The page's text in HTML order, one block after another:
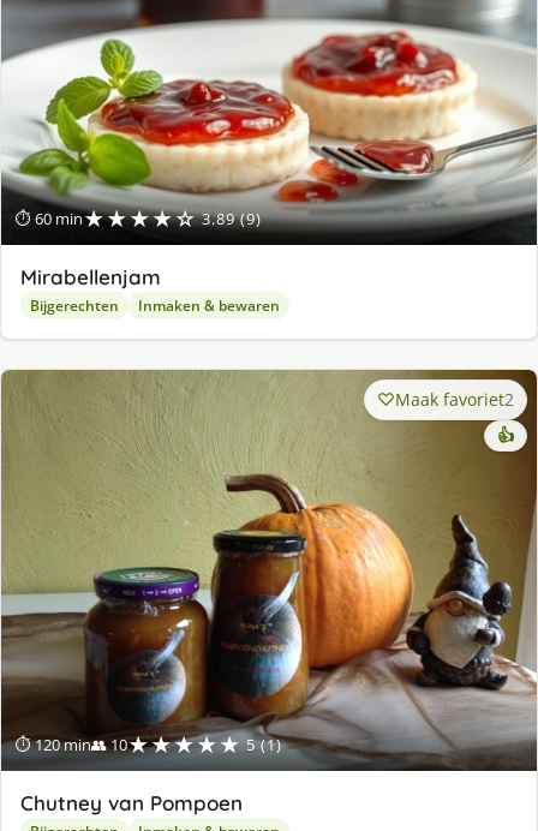
⏱ 60 min★★★★☆ 3.89 (9)
Mirabellenjam
Bijgerechten Inmaken & bewaren
⏱ 120 min👥 10★★★★★ 5 (1)
Maak favoriet2
👍
Chutney van Pompoen